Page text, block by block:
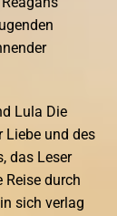
Lula Die
Liebe und des
das Leser
Reise durch
sich verlag